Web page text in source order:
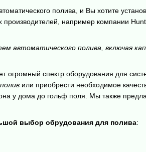
полива, и Вы хотите
производителей, например компании
автоматического полива, включая
огромный спектр оборудования для
или приобрести необходимое
у дома до гольф поля. Мы также
выбор обрудования для полива: